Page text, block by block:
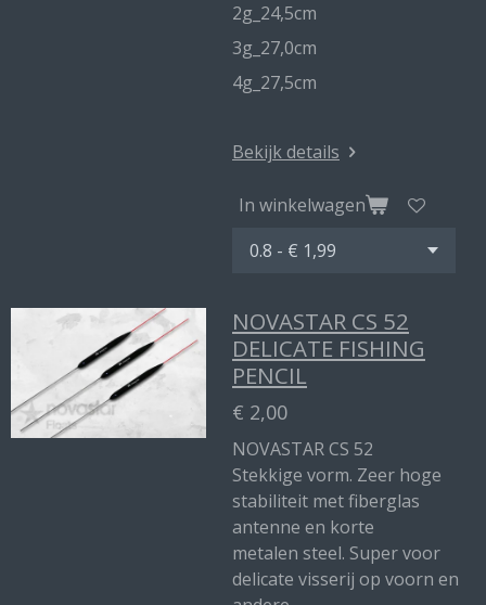
2g_24,5cm
3g_27,0cm
4g_27,5cm
Bekijk details
In winkelwagen
NOVASTAR CS 52
DELICATE FISHING
PENCIL
€ 2,00
NOVASTAR CS 52
Stekkige vorm. Zeer hoge
stabiliteit met fiberglas
antenne en korte
metalen steel. Super voor
delicate visserij op voorn en